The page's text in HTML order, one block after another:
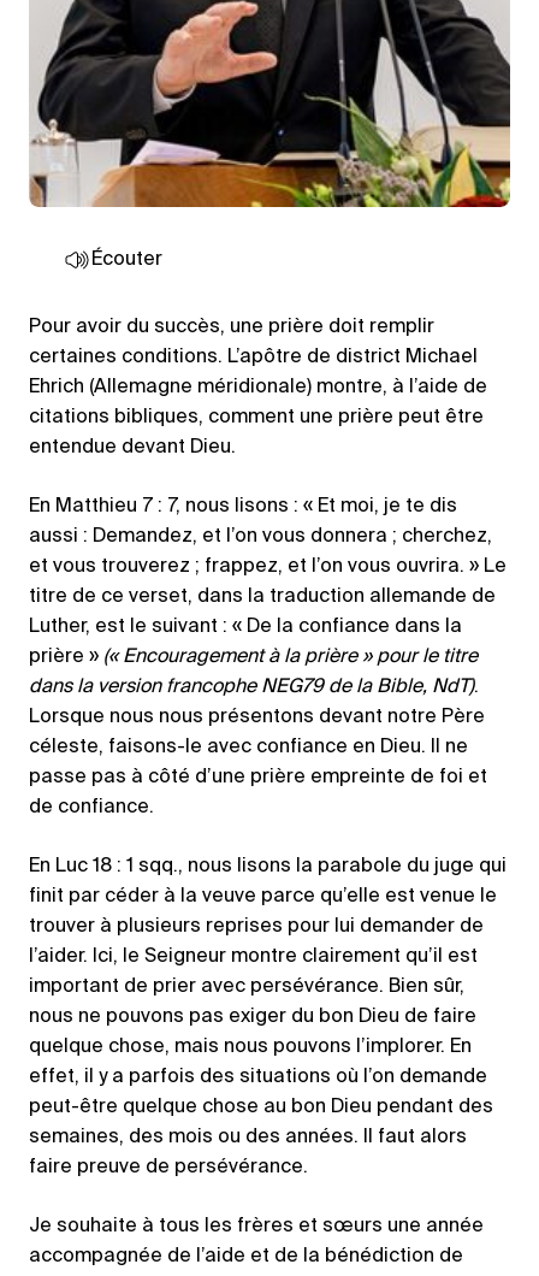
Écouter
Pour avoir du succès, une prière doit remplir
certaines conditions. L’apôtre de district Michael
Ehrich (Allemagne méridionale) montre, à l’aide de
citations bibliques, comment une prière peut être
entendue devant Dieu.
En Matthieu 7 : 7, nous lisons : « Et moi, je te dis
aussi : Demandez, et l’on vous donnera ; cherchez,
et vous trouverez ; frappez, et l’on vous ouvrira. » Le
titre de ce verset, dans la traduction allemande de
Luther, est le suivant : « De la confiance dans la
prière » (« Encouragement à la prière » pour le titre
dans la version francophe NEG79 de la Bible, NdT).
Lorsque nous nous présentons devant notre Père
céleste, faisons-le avec confiance en Dieu. Il ne
passe pas à côté d’une prière empreinte de foi et
de confiance.
En Luc 18 : 1 sqq., nous lisons la parabole du juge qui
finit par céder à la veuve parce qu’elle est venue le
trouver à plusieurs reprises pour lui demander de
l’aider. Ici, le Seigneur montre clairement qu’il est
important de prier avec persévérance. Bien sûr,
nous ne pouvons pas exiger du bon Dieu de faire
quelque chose, mais nous pouvons l’implorer. En
effet, il y a parfois des situations où l’on demande
peut-être quelque chose au bon Dieu pendant des
semaines, des mois ou des années. Il faut alors
faire preuve de persévérance.
Je souhaite à tous les frères et sœurs une année
accompagnée de l’aide et de la bénédiction de